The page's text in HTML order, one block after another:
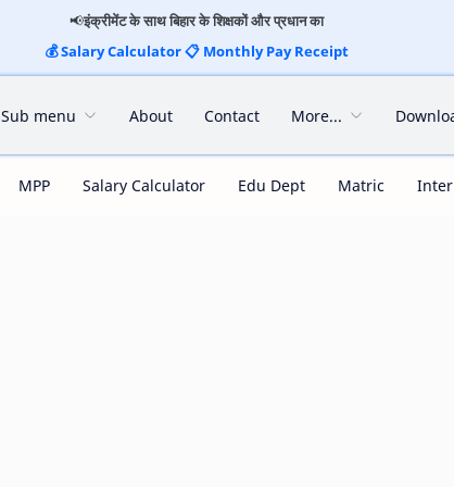
📢इंक्रीमेंट के साथ बिहार के शिक्षकों और प्रधान का
💰Salary Calculator📋Monthly Pay Receipt
Sub menu About Contact More...